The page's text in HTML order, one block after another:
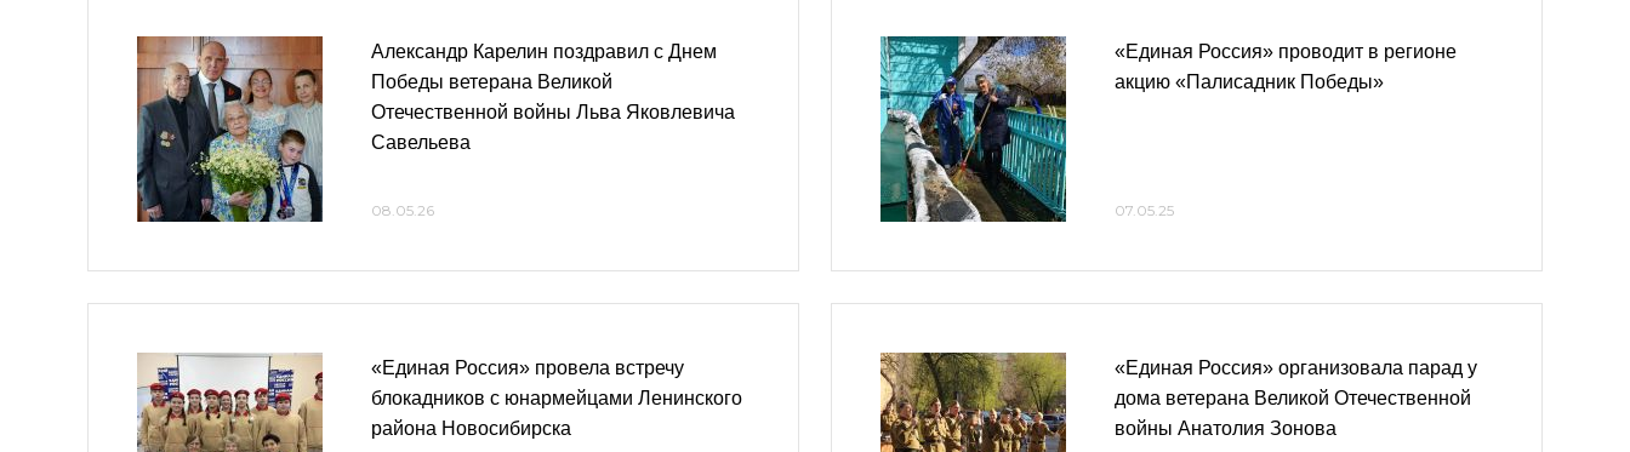
Александр Карелин поздравил с Днем
Победы ветерана Великой
Отечественной войны Льва Яковлевича
Савельева
08.05.26
«Единая Россия» провела встречу
блокадников с юнармейцами Ленинского
района Новосибирска
«Единая Россия» проводит в регионе
акцию «Палисадник Победы»
07.05.25
«Единая Россия» организовала парад у
дома ветерана Великой Отечественной
войны Анатолия Зонова